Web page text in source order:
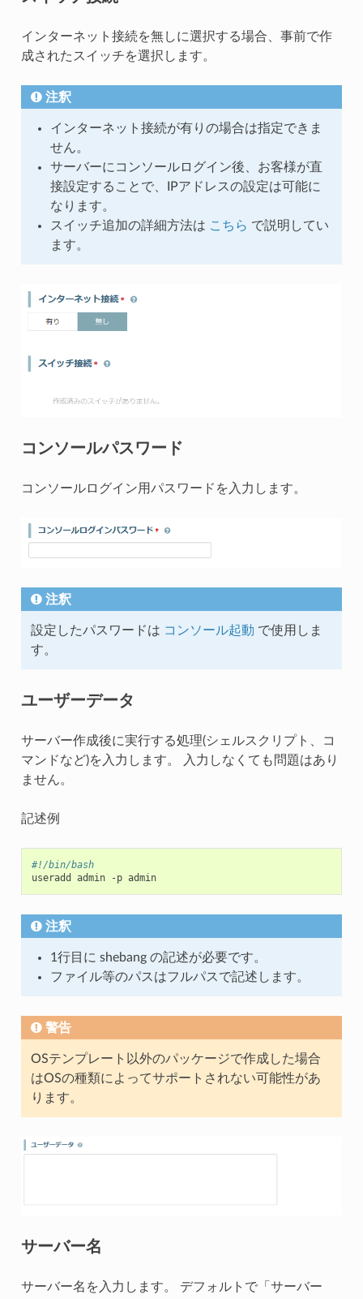
インターネット接続を無しに選択する場合、事前で作
成されたスイッチを選択します。
注釈
インターネット接続が有りの場合は指定できま
せん。
サーバーにコンソールログイン後、お客様が直
接設定することで、IPアドレスの設定は可能に
なります。
スイッチ追加の詳細方法は こちら で説明してい
ます。
コンソールパスワード
コンソールログイン用パスワードを入力します。
注釈
設定したパスワードは コンソール起動 で使用しま
す。
ユーザーデータ
サーバー作成後に実行する処理(シェルスクリプト、コ
マンドなど)を入力します。 入力しなくても問題はあり
ません。
記述例
#!/bin/bash
useradd admin -p admin
注釈
1行目に shebang の記述が必要です。
ファイル等のパスはフルパスで記述します。
警告
OSテンプレート以外のパッケージで作成した場合
はOSの種類によってサポートされない可能性があ
ります。
サーバー名
サーバー名を入力します。 デフォルトで「サーバー